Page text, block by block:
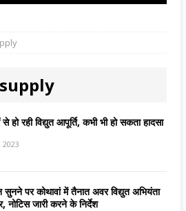
से हो रही विद्युत आपूर्ति, कभी भी हो सकता हादसा
2023
सुनने पर कोथावां में तैनात अवर विद्युत अभियंता
नोटिस जारी करने के निर्देश